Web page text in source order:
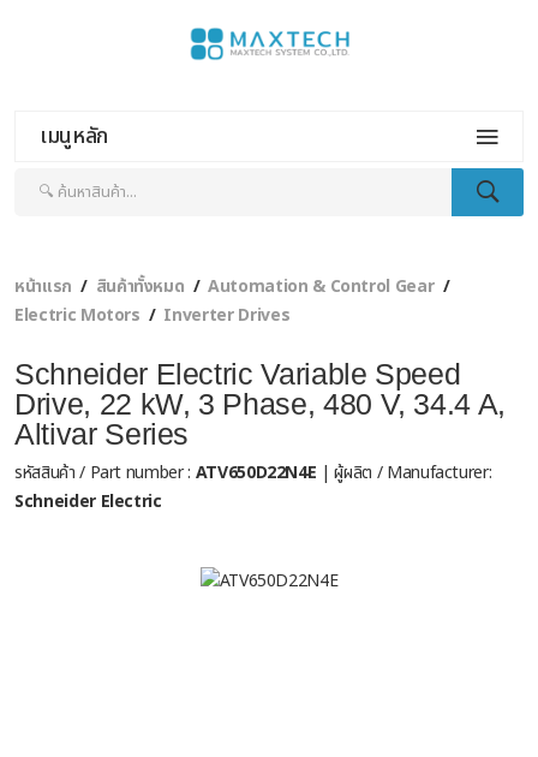
เมนูหลัก
หน้าแรก สินค้าทั้งหมด
Automation & Control Gear
Electric Motors
Inverter Drives
Schneider Electric Variable Speed
Drive, 22 kW, 3 Phase, 480 V, 34.4 A,
Altivar Series
รหัสสินค้า / Part number : ATV650D22N4E | ผู้ผลิต / Manufacturer:
Schneider Electric